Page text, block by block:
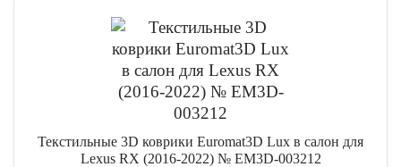
Текстильные 3D коврики Euromat3D Lux в салон для
Lexus RX (2016-2022) № EM3D-003212